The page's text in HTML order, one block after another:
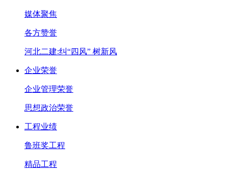
媒体聚焦
各方赞誉
河北二建:纠“四风” 树新风
企业荣誉
企业管理荣誉
思想政治荣誉
工程业绩
鲁班奖工程
精品工程